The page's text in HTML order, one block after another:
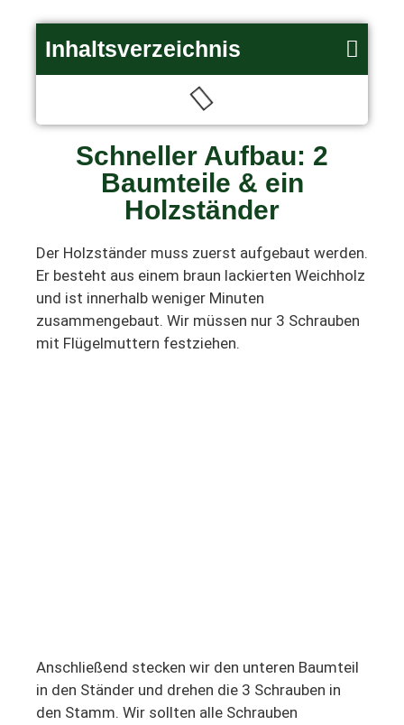
Inhaltsverzeichnis
Schneller Aufbau: 2
Baumteile & ein
Holzständer
Der Holzständer muss zuerst aufgebaut werden.
Er besteht aus einem braun lackierten Weichholz
und ist innerhalb weniger Minuten
zusammengebaut. Wir müssen nur 3 Schrauben
mit Flügelmuttern festziehen.
Anschließend stecken wir den unteren Baumteil
in den Ständer und drehen die 3 Schrauben in
den Stamm. Wir sollten alle Schrauben